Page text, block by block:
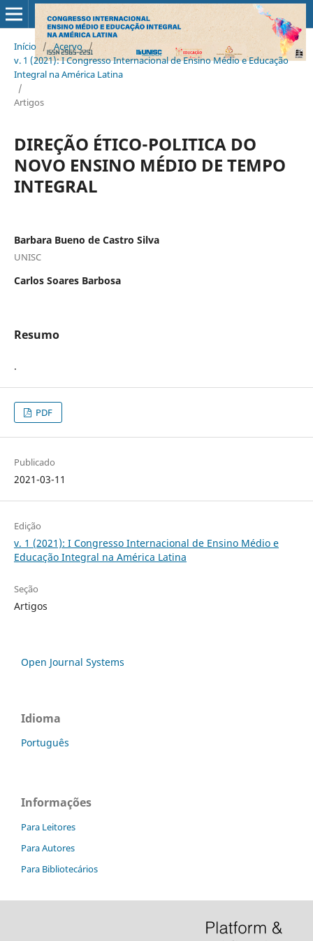
Início / Acervo /
v. 1 (2021): I Congresso Internacional de Ensino Médio e Educação
Integral na América Latina
/
Artigos
DIREÇÃO ÉTICO-POLITICA DO
NOVO ENSINO MÉDIO DE TEMPO
INTEGRAL
Barbara Bueno de Castro Silva
UNISC
Carlos Soares Barbosa
Resumo
.
PDF
Publicado
2021-03-11
Edição
v. 1 (2021): I Congresso Internacional de Ensino Médio e
Educação Integral na América Latina
Seção
Artigos
Open Journal Systems
Idioma
Português
Informações
Para Leitores
Para Autores
Para Bibliotecários